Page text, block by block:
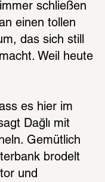
schließen
einen tollen
das sich still
Weil heute
es hier im
Dağlı mit
Gemütlich
brodelt
und